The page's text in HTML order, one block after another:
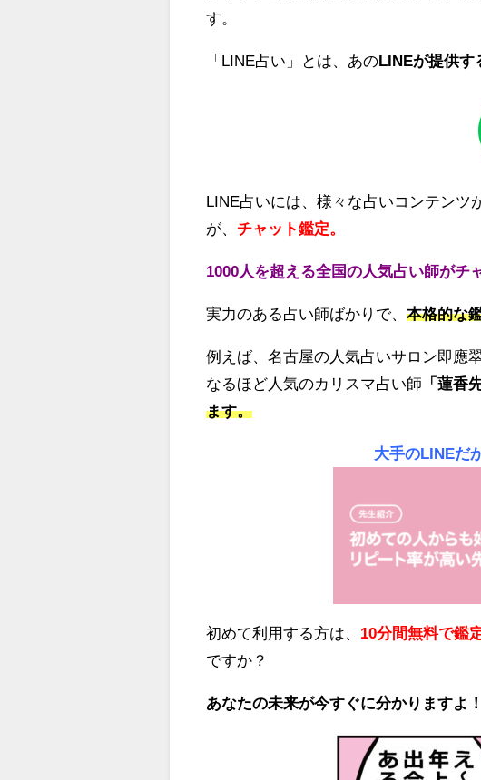
す。
「LINE占い」とは、あのLINEが提供す
LINE占いには、様々な占いコンテンツ
が、チャット鑑定。
1000人を超える全国の人気占い師がチ
実力のある占い師ばかりで、本格的な
例えば、名古屋の人気占いサロン即應
なるほど人気のカリスマ占い師 「蓮香
ます。
大手のLINEだ
初めて利用する方は、 10分間無料で鑑
ですか？
あなたの未来が今すぐに分かりますよ！